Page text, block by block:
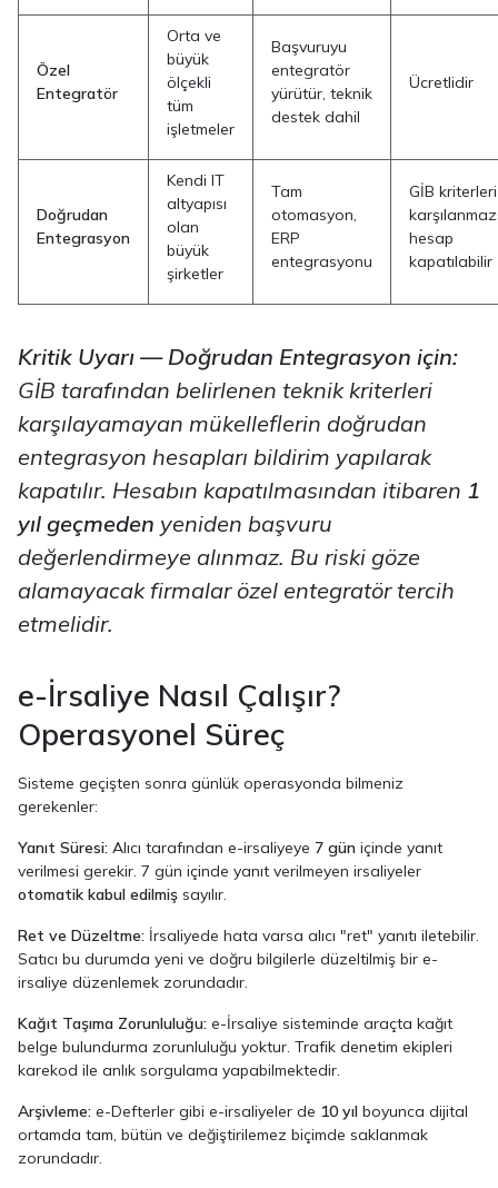
Özel
Entegratör
Orta ve
büyük
ölçekli
tüm
işletmeler
Başvuruyu
entegratör
yürütür, teknik
destek dahil
Ücretlidir
Doğrudan
Entegrasyon
Kendi IT
altyapısı
olan
büyük
şirketler
Tam
otomasyon,
ERP
entegrasyonu
GİB kriterleri
hesap
kapatılabilir
Kritik Uyarı — Doğrudan Entegrasyon için:
GİB tarafından belirlenen teknik kriterleri
karşılayamayan mükelleflerin doğrudan
entegrasyon hesapları bildirim yapılarak
kapatılır. Hesabın kapatılmasından itibaren 1
yıl geçmeden yeniden başvuru
değerlendirmeye alınmaz. Bu riski göze
alamayacak firmalar özel entegratör tercih
etmelidir.
e-İrsaliye Nasıl Çalışır?
Operasyonel Süreç
Sisteme geçişten sonra günlük operasyonda bilmeniz
gerekenler:
Yanıt Süresi: Alıcı tarafından e-irsaliyeye 7 gün içinde yanıt
verilmesi gerekir. 7 gün içinde yanıt verilmeyen irsaliyeler
otomatik kabul edilmiş sayılır.
Ret ve Düzeltme: İrsaliyede hata varsa alıcı "ret" yanıtı iletebilir.
Satıcı bu durumda yeni ve doğru bilgilerle düzeltilmiş bir e-
irsaliye düzenlemek zorundadır.
Kağıt Taşıma Zorunluluğu: e-İrsaliye sisteminde araçta kağıt
belge bulundurma zorunluluğu yoktur. Trafik denetim ekipleri
karekod ile anlık sorgulama yapabilmektedir.
Arşivleme: e-Defterler gibi e-irsaliyeler de 10 yıl boyunca dijital
ortamda tam, bütün ve değiştirilemez biçimde saklanmak
zorundadır.